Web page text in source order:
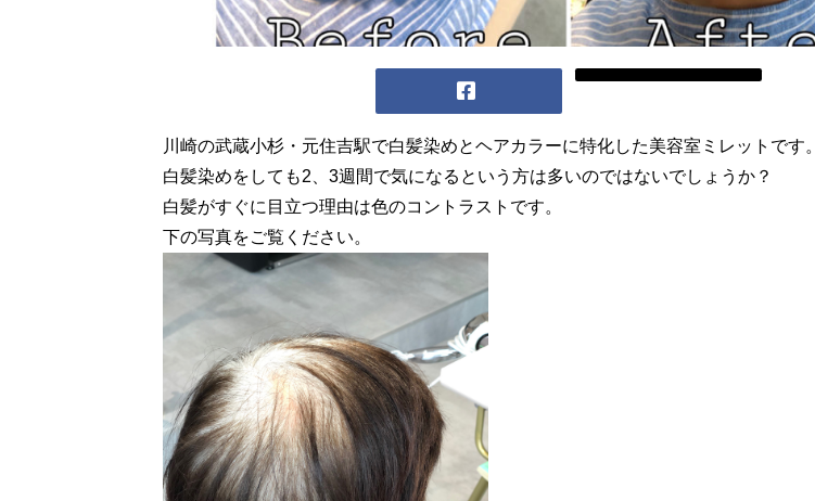
川崎の武蔵小杉・元住吉駅で白髪染めとヘアカラーに特化した美容室ミレットです。
白髪染めをしても2、3週間で気になるという方は多いのではないでしょうか？
白髪がすぐに目立つ理由は色のコントラストです。
下の写真をご覧ください。